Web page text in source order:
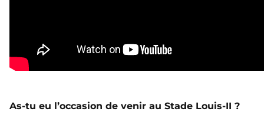
As-tu eu l’occasion de venir au Stade Louis-II ?